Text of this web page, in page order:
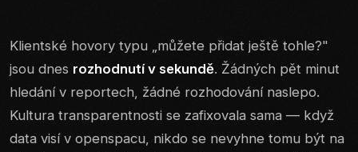
Klientské hovory typu „můžete přidat ještě tohle?"
jsou dnes rozhodnutí v sekundě. Žádných pět minut
hledání v reportech, žádné rozhodování naslepo.
Kultura transparentnosti se zafixovala sama — když
data visí v openspacu, nikdo se nevyhne tomu být na